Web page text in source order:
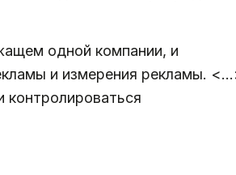
одной компании, и
и измерения рекламы.